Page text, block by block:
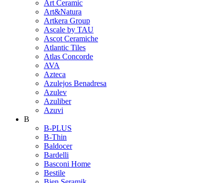
Art Ceramic
Art&Natura
Artkera Group
Ascale by TAU
Ascot Ceramiche
Atlantic Tiles
Atlas Concorde
AVA
Azteca
Azulejos Benadresa
Azulev
Azuliber
Azuvi
B
B-PLUS
B-Thin
Baldocer
Bardelli
Basconi Home
Bestile